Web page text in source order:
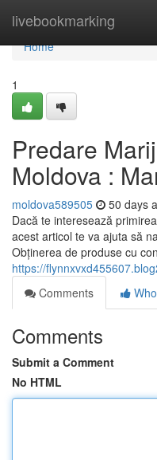
livebookmarking
Home
Home
1
Predare
Moldova :
moldova589505 50 days
Dacă te interesează
acest articol te va ajuta să
Obținerea de produse cu
https://
Comments
Comments
Submit a Comment
No HTML